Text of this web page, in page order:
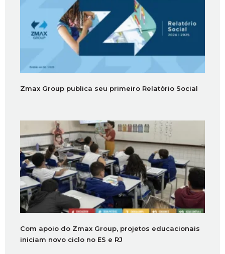
Zmax Group publica seu primeiro Relatório Social
Com apoio do Zmax Group, projetos educacionais
iniciam novo ciclo no ES e RJ